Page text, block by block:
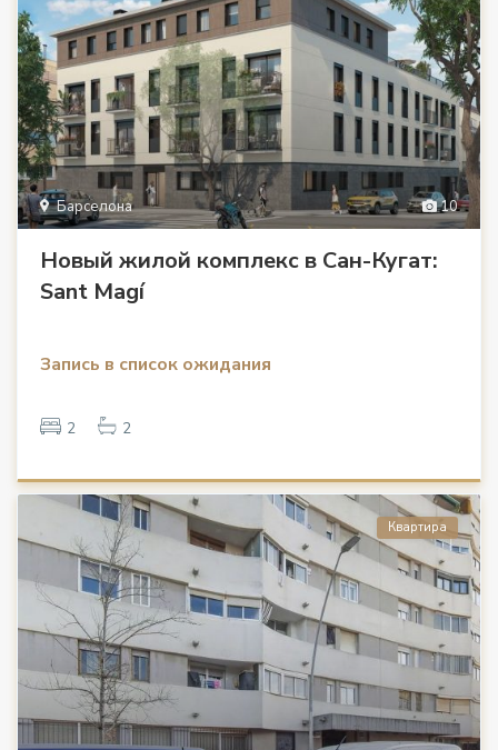
10
Барселона
Новый жилой комплекс в Сан-Кугат:
Sant Magí
Запись в список ожидания
2 2
Квартира